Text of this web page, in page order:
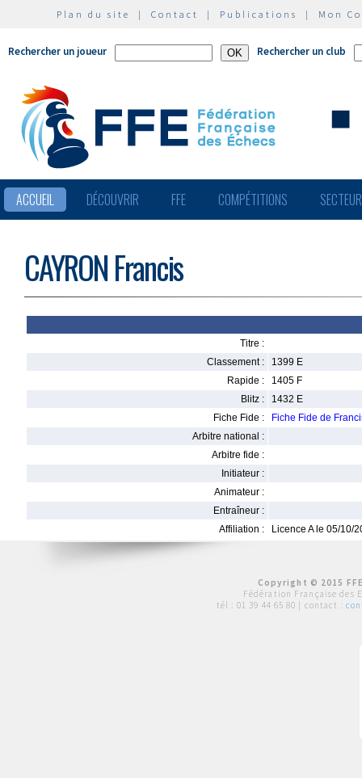
Plan du site | Contact | Publications | Mon
Rechercher un joueur Rechercher un club
ACCUEIL DÉCOUVRIR FFE COMPÉTITIONS
CAYRON Francis
Titre :
Classement :
1399 E
Rapide :
1405 F
Blitz :
1432 E
Fiche Fide :
Fiche Fide de
Arbitre national :
Arbitre fide :
Initiateur :
Animateur :
Entraîneur :
Affiliation :
Licence A le 05/10/
Copyright © 2015
Fédération Française des
tél : 01 39 44 65 80 | contact :